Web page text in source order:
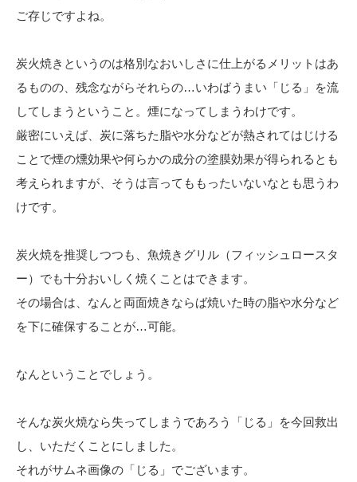
ご存じですよね。
炭火焼きというのは格別なおいしさに仕上がるメリットはあ
るものの、残念ながらそれらの…いわばうまい「じる」を流
してしまうということ。煙になってしまうわけです。
厳密にいえば、炭に落ちた脂や水分などが熱されてはじける
ことで煙の燻効果や何らかの成分の塗膜効果が得られるとも
考えられますが、そうは言ってももったいないなとも思うわ
けです。
炭火焼を推奨しつつも、魚焼きグリル（フィッシュロースタ
ー）でも十分おいしく焼くことはできます。
その場合は、なんと両面焼きならば焼いた時の脂や水分など
を下に確保することが…可能。
なんということでしょう。
そんな炭火焼なら失ってしまうであろう「じる」を今回救出
し、いただくことにしました。
それがサムネ画像の「じる」でございます。